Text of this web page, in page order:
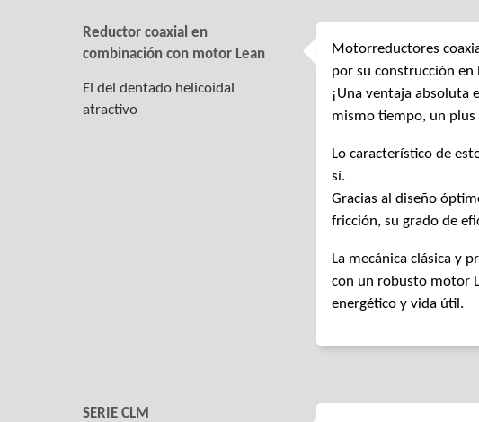
Reductor coaxial en
combinación con motor Lean
El del dentado helicoidal
atractivo
Motorreductores
por su construcción
¡Una ventaja absoluta
mismo tiempo, un
Lo característico de
sí.
Gracias al diseño
fricción, su grado de
La mecánica clásica y
con un robusto motor
energético y vida útil.
SERIE CLM